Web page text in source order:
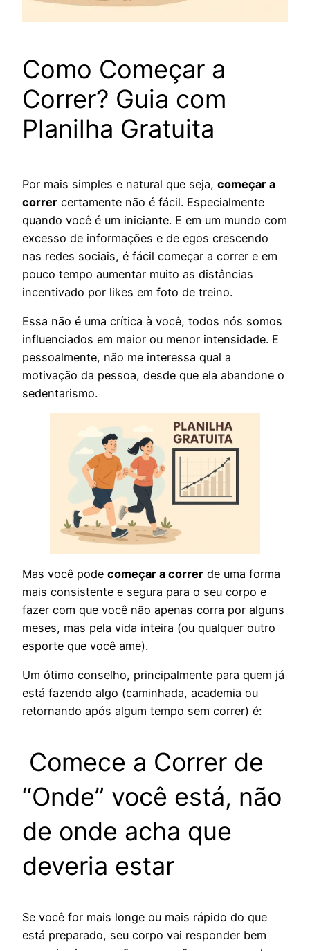
Como Começar a
Correr? Guia com
Planilha Gratuita
Por mais simples e natural que seja, começar a
correr certamente não é fácil. Especialmente
quando você é um iniciante. E em um mundo com
excesso de informações e de egos crescendo
nas redes sociais, é fácil começar a correr e em
pouco tempo aumentar muito as distâncias
incentivado por likes em foto de treino.
Essa não é uma crítica à você, todos nós somos
influenciados em maior ou menor intensidade. E
pessoalmente, não me interessa qual a
motivação da pessoa, desde que ela abandone o
sedentarismo.
Mas você pode começar a correr de uma forma
mais consistente e segura para o seu corpo e
fazer com que você não apenas corra por alguns
meses, mas pela vida inteira (ou qualquer outro
esporte que você ame).
Um ótimo conselho, principalmente para quem já
está fazendo algo (caminhada, academia ou
retornando após algum tempo sem correr) é:
Comece a Correr de
“Onde” você está, não
de onde acha que
deveria estar
Se você for mais longe ou mais rápido do que
está preparado, seu corpo vai responder bem